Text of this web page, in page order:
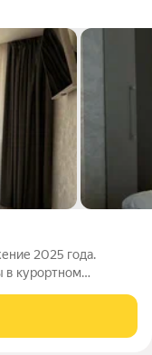
2025 года.
в курортном
в 50 метах от